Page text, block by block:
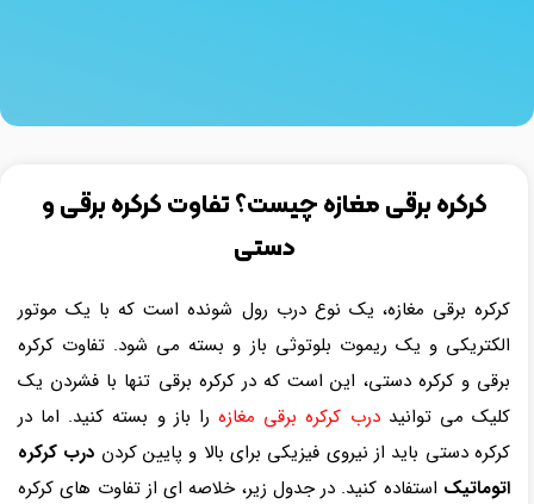
کرکره برقی مغازه چیست؟ تفاوت کرکره برقی و
دستی
کرکره برقی مغازه، یک نوع درب رول شونده است که با یک موتور
الکتریکی و یک ریموت بلوتوثی باز و بسته می شود. تفاوت کرکره
برقی و کرکره دستی، این است که در کرکره برقی تنها با فشردن یک
کلیک می توانیددرب کرکره برقی مغازهرا باز و بسته کنید. اما در
کرکره دستی باید از نیروی فیزیکی برای بالا و پایین کردندرب کرکره
اتوماتیکاستفاده کنید. در جدول زیر، خلاصه ای از تفاوت های کرکره